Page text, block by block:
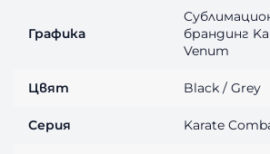
Графика
брандинг
Venum
Цвят Black / Grey
Серия Karate